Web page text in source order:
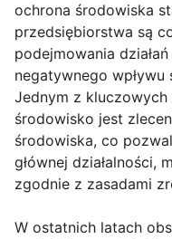
ochrona środowiska
przedsiębiorstwa są
podejmowania
negatywnego wpływu
Jednym z
środowisko jest
środowiska, co
głównej działalności,
zgodnie z zasadami
W ostatnich latach